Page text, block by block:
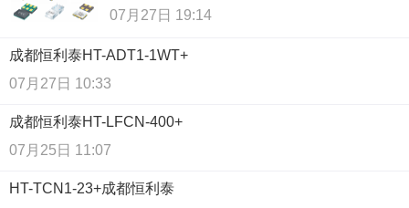
07月27日 19:14
成都恒利泰HT-ADT1-1WT+
07月27日 10:33
成都恒利泰HT-LFCN-400+
07月25日 11:07
HT-TCN1-23+成都恒利泰